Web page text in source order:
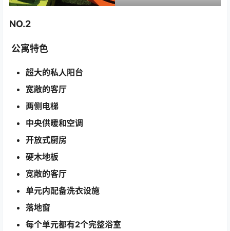
NO.2
公寓特色
超大的私人阳台
宽敞的客厅
两侧电梯
中央供暖和空调
开放式厨房
硬木地板
宽敞的客厅
单元内配备洗衣设施
落地窗
每个单元都有2个完整浴室